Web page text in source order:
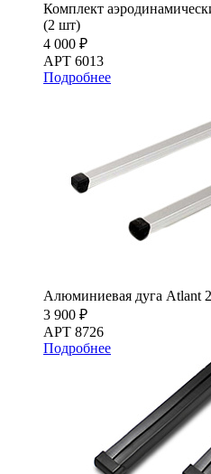
Комплект
(2 шт)
4 000 ₽
АРТ 6013
Подробнее
Алюминиевая дуга Atlant
3 900 ₽
АРТ 8726
Подробнее